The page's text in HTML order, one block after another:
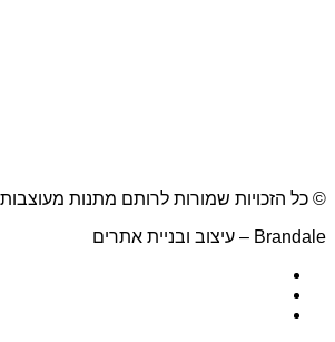
© כל הזכויות שמורות לרותם מתנות מעוצבות 2023
Brandale – עיצוב ובניית אתרים